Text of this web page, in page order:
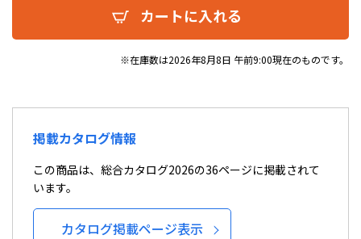
カートに入れる
※在庫数は2026年8月8日 午前9:00現在のものです。
掲載カタログ情報
この商品は、総合カタログ2026の36ページに掲載されて
います。
カタログ掲載ページ表示